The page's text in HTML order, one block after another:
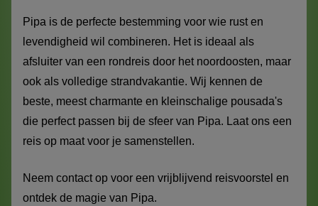
Pipa is de perfecte bestemming voor wie rust en
levendigheid wil combineren. Het is ideaal als
afsluiter van een rondreis door het noordoosten, maar
ook als volledige strandvakantie. Wij kennen de
beste, meest charmante en kleinschalige pousada's
die perfect passen bij de sfeer van Pipa. Laat ons een
reis op maat voor je samenstellen.
Neem contact op voor een vrijblijvend reisvoorstel en
ontdek de magie van Pipa.